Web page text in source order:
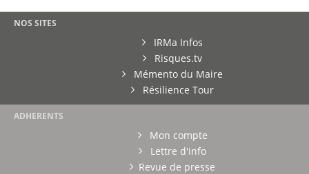
NOS SITES
IRMa Infos
Risques.tv
Mémento du Maire
Résilience Tour
ADHERENTS
Mon compte
Lettre d'info
Revue de presse